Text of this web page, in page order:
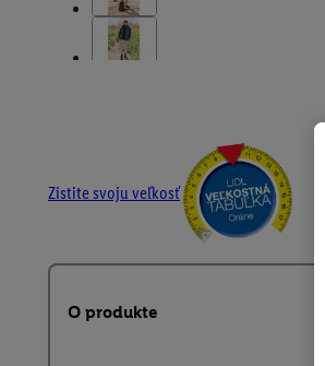
Zistite svoju veľkosť
O produkte